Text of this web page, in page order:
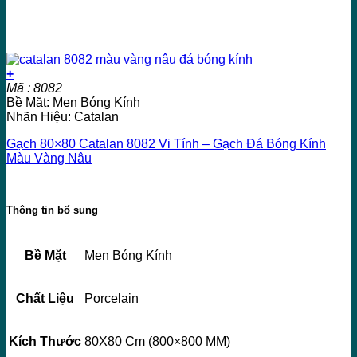
+
Mã : 8082
Bề Mặt: Men Bóng Kính
Nhãn Hiệu: Catalan
Gạch 80×80 Catalan 8082 Vi Tính – Gạch Đá Bóng Kính
Màu Vàng Nâu
Thông tin bổ sung
Bề Mặt Men Bóng Kính
Chất Liệu Porcelain
Kích Thước 80X80 Cm (800×800 MM)